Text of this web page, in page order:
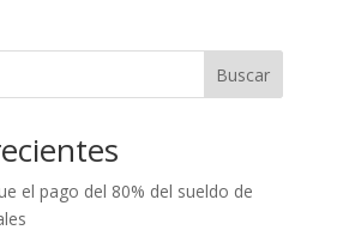
Buscar
el pago del 80% del sueldo de